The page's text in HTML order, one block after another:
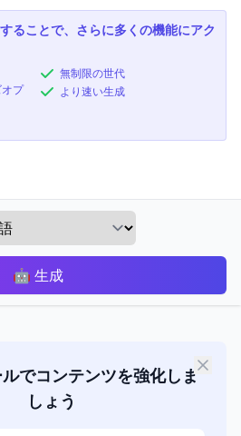
ることで、さらに多くの機能にアク
プ
無制限の世代
より速い生成
🤖 生成
でコンテンツを強化しま
しょう